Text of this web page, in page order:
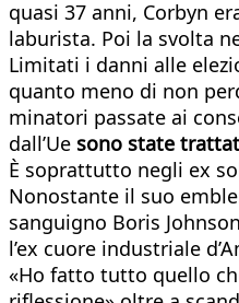
quasi 37 anni, Corbyn
laburista. Poi la svolta
Limitati i danni alle
quanto meno di non
minatori passate ai
dall’Ue sono state
È soprattutto negli ex
Nonostante il suo
sanguigno Boris
l’ex cuore industriale
«Ho fatto tutto quello